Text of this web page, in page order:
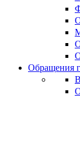
Обращения